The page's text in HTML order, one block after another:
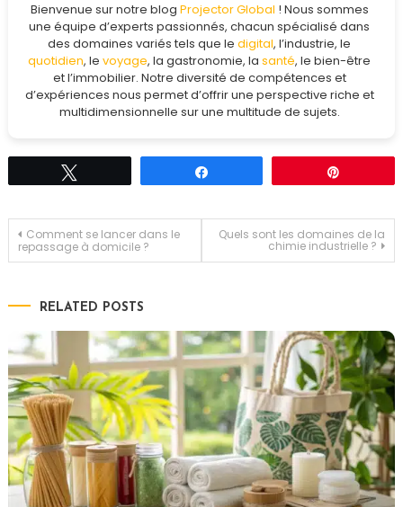
Bienvenue sur notre blog Projector Global ! Nous sommes
une équipe d’experts passionnés, chacun spécialisé dans
des domaines variés tels que le digital, l’industrie, le
quotidien, le voyage, la gastronomie, la santé, le bien-être
et l’immobilier. Notre diversité de compétences et
d’expériences nous permet d’offrir une perspective riche et
multidimensionnelle sur une multitude de sujets.
Navigation
l’article
Comment se lancer dans le
repassage à domicile ?
Quels sont les domaines de la
chimie industrielle ?
RELATED POSTS